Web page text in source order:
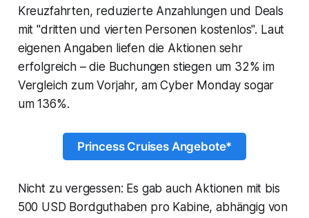
Kreuzfahrten, reduzierte Anzahlungen und Deals
mit "dritten und vierten Personen kostenlos". Laut
eigenen Angaben liefen die Aktionen sehr
erfolgreich – die Buchungen stiegen um 32% im
Vergleich zum Vorjahr, am Cyber Monday sogar
um 136%.
Princess Cruises Angebote*
Nicht zu vergessen: Es gab auch Aktionen mit bis
500 USD Bordguthaben pro Kabine, abhängig von